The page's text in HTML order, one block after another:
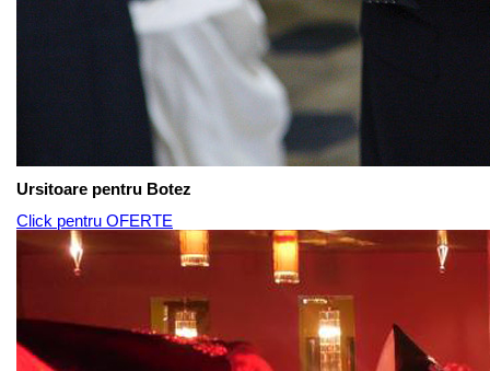
Ursitoare pentru Botez
Click pentru OFERTE